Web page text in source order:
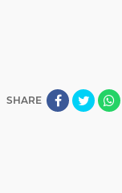
SHARE